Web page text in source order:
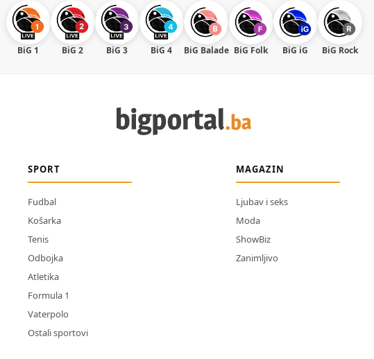
BiG 1 BiG 2 BiG 3 BiG 4 BiG Balade BiG Folk BiG iG BiG Rock
SPORT
Fudbal
Košarka
Tenis
Odbojka
Atletika
Formula 1
Vaterpolo
Ostali sportovi
MAGAZIN
Ljubav i seks
Moda
ShowBiz
Zanimljivo